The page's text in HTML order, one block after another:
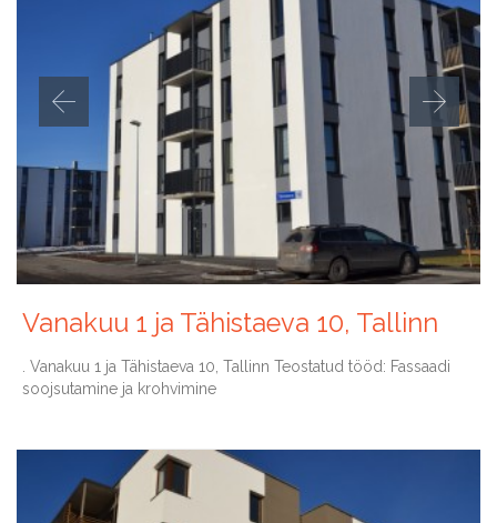
Vanakuu 1 ja Tähistaeva 10, Tallinn
. Vanakuu 1 ja Tähistaeva 10, Tallinn Teostatud tööd: Fassaadi
soojsutamine ja krohvimine